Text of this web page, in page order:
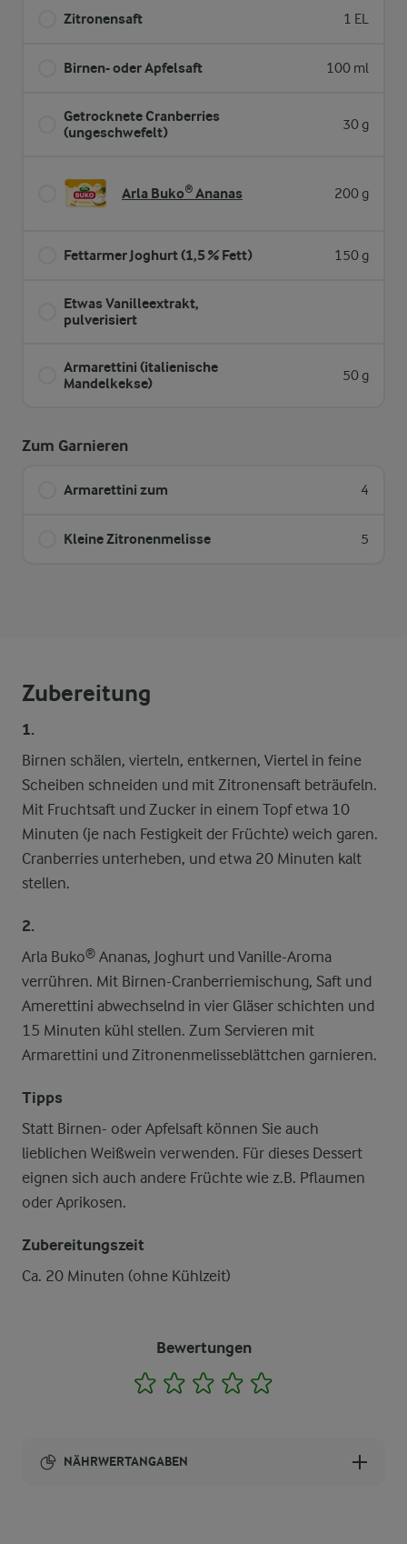
Zitronensaft 1 EL
Birnen- oder Apfelsaft 100 ml
Getrocknete Cranberries
(ungeschwefelt)
30 g
Arla Buko® Ananas 200 g
Fettarmer Joghurt (1,5 % Fett) 150 g
Etwas Vanilleextrakt,
pulverisiert
Armarettini (italienische
Mandelkekse)
50 g
Zum Garnieren
Armarettini zum 4
Kleine Zitronenmelisse 5
Zubereitung
1.
Birnen schälen, vierteln, entkernen, Viertel in feine
Scheiben schneiden und mit Zitronensaft beträufeln.
Mit Fruchtsaft und Zucker in einem Topf etwa 10
Minuten (je nach Festigkeit der Früchte) weich garen.
Cranberries unterheben, und etwa 20 Minuten kalt
stellen.
2.
Arla Buko® Ananas, Joghurt und Vanille-Aroma
verrühren. Mit Birnen-Cranberriemischung, Saft und
Amerettini abwechselnd in vier Gläser schichten und
15 Minuten kühl stellen. Zum Servieren mit
Armarettini und Zitronenmelisseblättchen garnieren.
Tipps
Statt Birnen- oder Apfelsaft können Sie auch
lieblichen Weißwein verwenden. Für dieses Dessert
eignen sich auch andere Früchte wie z.B. Pflaumen
oder Aprikosen.
Zubereitungszeit
Ca. 20 Minuten (ohne Kühlzeit)
Bewertungen
1 2 3 4
NÄHRWERTANGABEN